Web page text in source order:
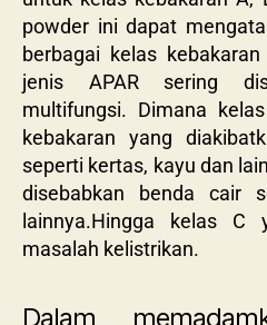
powder ini dapat
berbagai kelas
jenis APAR sering
multifungsi. Dimana
kebakaran yang
seperti kertas, kayu dan
disebabkan benda cair
lainnya.Hingga kelas C
masalah kelistrikan.
Dalam